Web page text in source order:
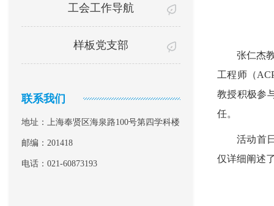
工会工作导航
样板党支部
联系我们
地址：上海奉贤区海泉路100号第四学科楼
邮编：201418
电话：021-60873193
张仁杰
工程师（
教授积极参
任。
活动首
仅详细阐述